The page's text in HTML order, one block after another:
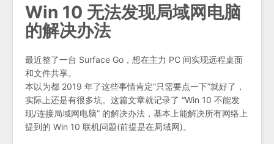
Win 10 无法发现局域网电脑
的解决办法
最近整了一台 Surface Go，想在主力 PC 间实现远程桌面
和文件共享。
本以为都 2019 年了这些事情肯定“只需要点一下”就好了，
实际上还是有很多坑。这篇文章就记录了 “Win 10 不能发
现/连接局域网电脑” 的解决办法，基本上能解决所有网络上
提到的 Win 10 联机问题(前提是在局域网)。